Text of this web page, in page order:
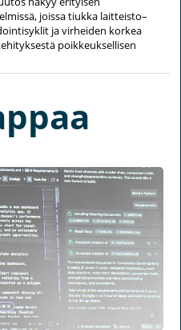
joissa tiukka laitteisto–
ja virheiden korkea
poikkeuksellisen